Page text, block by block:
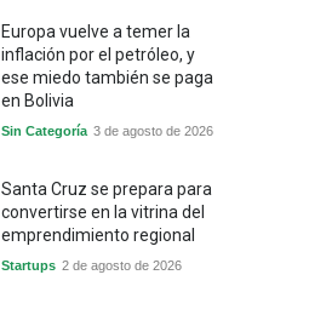
Europa vuelve a temer la
inflación por el petróleo, y
ese miedo también se paga
en Bolivia
Sin Categoría 3 de agosto de 2026
Santa Cruz se prepara para
convertirse en la vitrina del
emprendimiento regional
Startups 2 de agosto de 2026